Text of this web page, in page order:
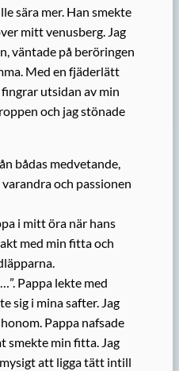
sära mer. Han smekte
mitt venusberg. Jag
väntade på beröringen
Med en fjäderlätt
utsidan av min
och jag stönade
bådas medvetande,
och passionen
i mitt öra när hans
med min fitta och
Pappa lekte med
sig i mina safter. Jag
Pappa nafsade
smekte min fitta. Jag
att ligga tätt intill